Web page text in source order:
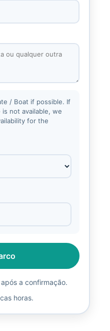
/ Boat if possible. If
not available, we
for the
a confirmação.
horas.